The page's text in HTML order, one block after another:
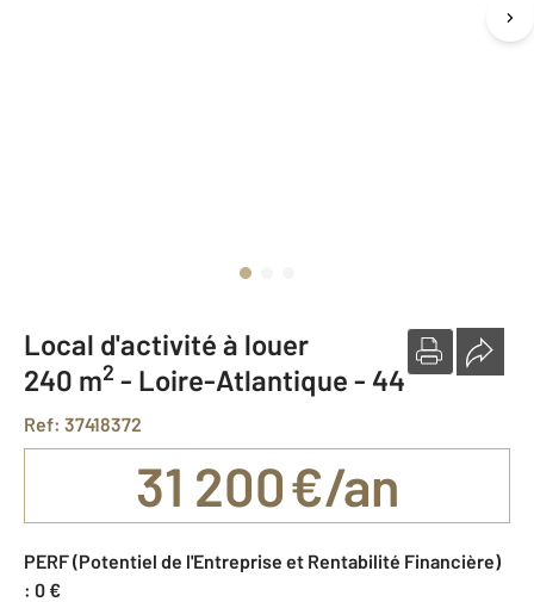
Local d'activité à louer
240 m2 - Loire-Atlantique - 44
Ref: 37418372
31 200 €/an
PERF (Potentiel de l'Entreprise et Rentabilité Financière)
: 0 €